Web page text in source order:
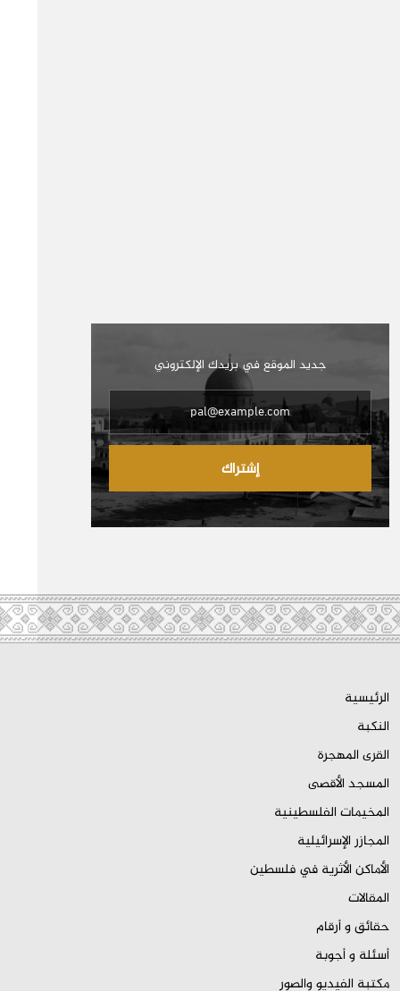
جديد الموقع في بريدك الإلكتروني
إشتراك
الرئيسية
النكبة
القرى المهجرة
المسجد الأقصى
المخيمات الفلسطينية
المجازر الإسرائيلية
الأماكن الأثرية في فلسطين
المقالات
حقائق و أرقام
أسئلة و أجوبة
مكتبة الفيديو والصور